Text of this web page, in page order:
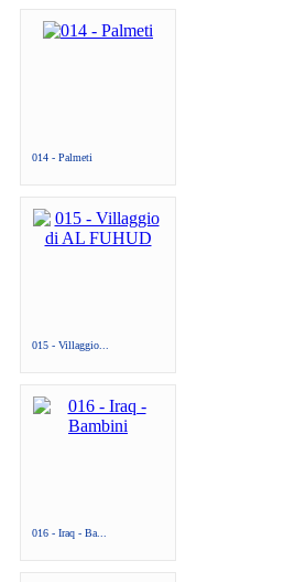
014 - Palmeti
015 - Villaggio...
016 - Iraq - Ba...